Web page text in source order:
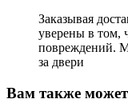
Заказывая
уверены в том,
повреждений.
за двери
Вам также